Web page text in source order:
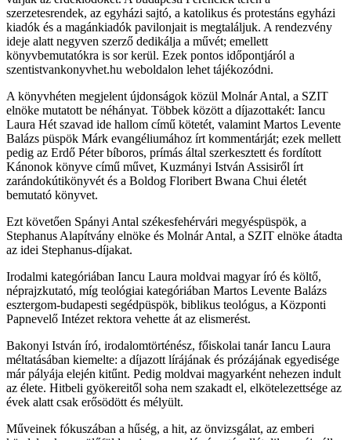
szerzetesrendek, az egyházi sajtó, a katolikus és protestáns egyházi
kiadók és a magánkiadók pavilonjait is megtaláljuk. A rendezvény
ideje alatt negyven szerző dedikálja a művét; emellett
könyvbemutatókra is sor kerül. Ezek pontos időpontjáról a
szentistvankonyvhet.hu weboldalon lehet tájékozódni.
A könyvhéten megjelent újdonságok közül Molnár Antal, a SZIT
elnöke mutatott be néhányat. Többek között a díjazottakét: Iancu
Laura Hét szavad ide hallom című kötetét, valamint Martos Levente
Balázs püspök Márk evangéliumához írt kommentárját; ezek mellett
pedig az Erdő Péter bíboros, prímás által szerkesztett és fordított
Kánonok könyve című művet, Kuzmányi István Assisiről írt
zarándokútikönyvét és a Boldog Floribert Bwana Chui életét
bemutató könyvet.
Ezt követően Spányi Antal székesfehérvári megyéspüspök, a
Stephanus Alapítvány elnöke és Molnár Antal, a SZIT elnöke átadta
az idei Stephanus-díjakat.
Irodalmi kategóriában Iancu Laura moldvai magyar író és költő,
néprajzkutató, míg teológiai kategóriában Martos Levente Balázs
esztergom-budapesti segédpüspök, biblikus teológus, a Központi
Papnevelő Intézet rektora vehette át az elismerést.
Bakonyi István író, irodalomtörténész, főiskolai tanár Iancu Laura
méltatásában kiemelte: a díjazott lírájának és prózájának egyedisége
már pályája elején kitűnt. Pedig moldvai magyarként nehezen indult
az élete. Hitbeli gyökereitől soha nem szakadt el, elkötelezettsége az
évek alatt csak erősödött és mélyült.
Műveinek fókuszában a hűség, a hit, az önvizsgálat, az emberi